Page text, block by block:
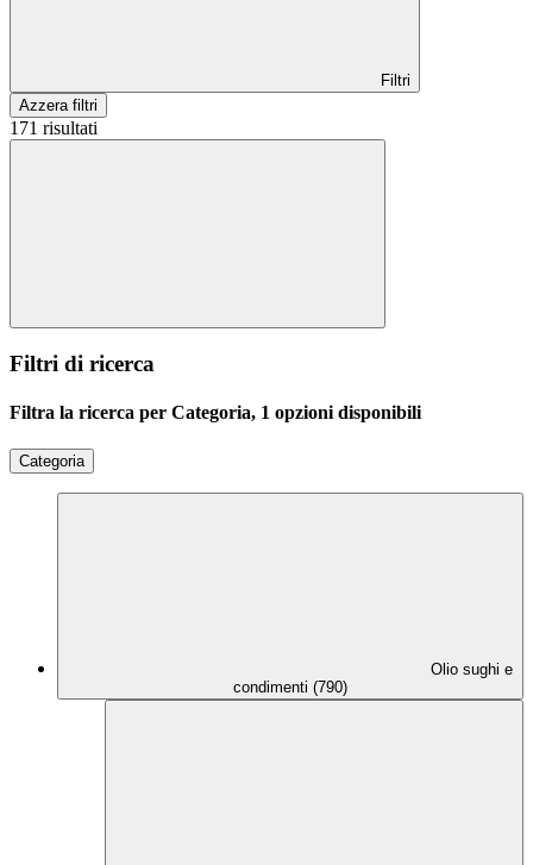
Filtri
Azzera filtri
171 risultati
Filtri di ricerca
Filtra la ricerca per Categoria, 1 opzioni disponibili
Categoria
Olio sughi e
condimenti (790)